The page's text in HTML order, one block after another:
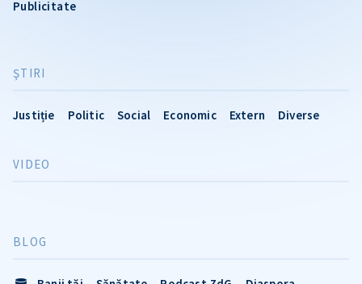
Publicitate
ŞTIRI
Justiție Politic Social Economic Extern Diverse
VIDEO
BLOG